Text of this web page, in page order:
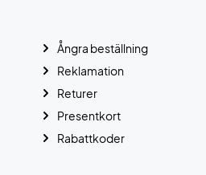
Ångra beställning
Reklamation
Returer
Presentkort
Rabattkoder